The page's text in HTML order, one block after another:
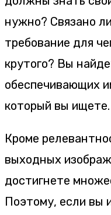
нужно? Связано
требование для
крутого? Вы
обеспечивающих
который вы ищете.
Кроме
выходных
достигнете
Поэтому, если вы